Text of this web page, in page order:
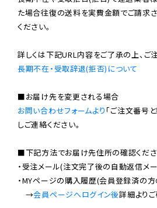
た場合往復の送料を実費金額でご請求
ください。
長期不在・受取辞退(拒否)について
お問い合わせフォームより 「ご注文番号
しご連絡ください。
■下記方法でお届け先住所の確認くださ
・受注メール(注文完了後の自動返信メ
・MYページの購入履歴(会員登録済の
→会員ページへログイン後詳細よりご